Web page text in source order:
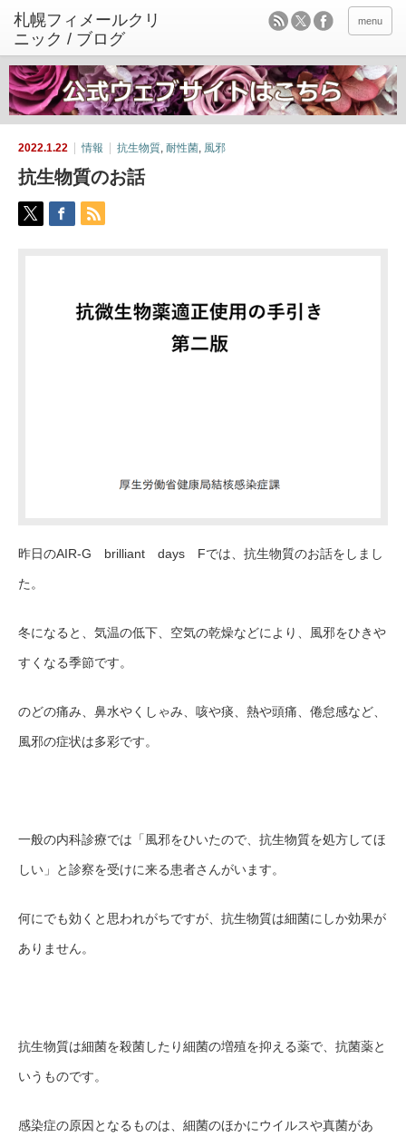
menu
2022.1.22 情報 抗生物質, 耐性菌, 風邪
抗生物質のお話
昨日のAIR-G brilliant days Fでは、抗生物質のお話をしまし
た。
冬になると、気温の低下、空気の乾燥などにより、風邪をひきや
すくなる季節です。
のどの痛み、鼻水やくしゃみ、咳や痰、熱や頭痛、倦怠感など、
風邪の症状は多彩です。
一般の内科診療では「風邪をひいたので、抗生物質を処方してほ
しい」と診察を受けに来る患者さんがいます。
何にでも効くと思われがちですが、抗生物質は細菌にしか効果が
ありません。
抗生物質は細菌を殺菌したり細菌の増殖を抑える薬で、抗菌薬と
いうものです。
感染症の原因となるものは、細菌のほかにウイルスや真菌があ